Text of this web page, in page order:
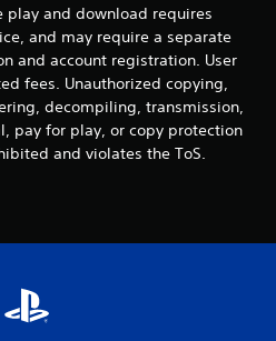
play and download requires
and may require a separate
and account registration. User
fees. Unauthorized copying,
decompiling, transmission,
pay for play, or copy protection
and violates the ToS.